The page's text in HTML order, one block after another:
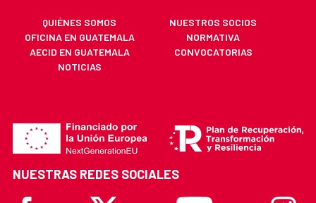
QUIÉNES SOMOS
NUESTROS SOCIOS
OFICINA EN GUATEMALA
NORMATIVA
AECID EN GUATEMALA
CONVOCATORIAS
NOTICIAS
NUESTRAS REDES SOCIALES